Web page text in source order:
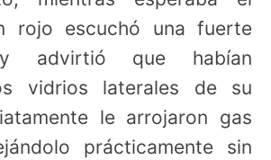
rojo escuchó una fuerte
y advirtió que habían
vidrios laterales de su
le arrojaron gas
prácticamente sin